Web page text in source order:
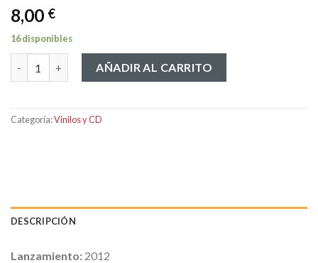
8,00 €
16 disponibles
CD "La voz del pueblo" cantidad
AÑADIR AL CARRITO
Categoría:Vinilos y CD
DESCRIPCIÓN
Lanzamiento: 2012